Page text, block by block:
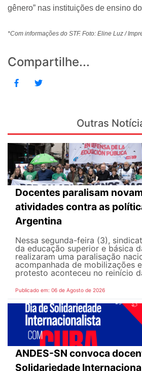
gênero” nas instituições de ensino
*Com informações do STF. Foto: Eline Luz /
Compartilhe...
Outras
Docentes paralisam
atividades contra as
Argentina
Nessa segunda-feira (3),
da educação superior e básica
realizaram uma paralisação
acompanhada de mobilizações
protesto aconteceu no reinício
Publicado em: 06 de Agosto de 2026
ANDES-SN convoca
Solidariedade